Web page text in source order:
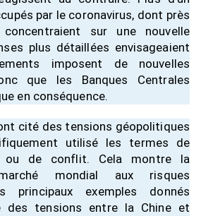
par le coronavirus, dont près
sur une nouvelle
plus détaillées envisageaient
imposent de nouvelles
que les Banques Centrales
en conséquence.
cité des tensions géopolitiques
utilisé les termes de
ou de conflit. Cela montre la
mondial aux risques
principaux exemples donnés
des tensions entre la Chine et